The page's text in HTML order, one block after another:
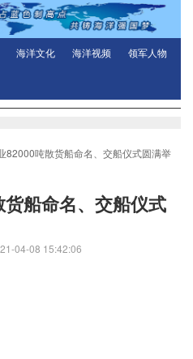
海洋文化 海洋视频 领军人物
82000吨散货船命名、交船仪式圆满举
船命名、交船仪式
04-08 15:42:06